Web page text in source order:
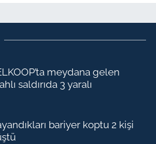
meydana gelen
saldırıda 3 yaralı
bariyer koptu 2 kişi